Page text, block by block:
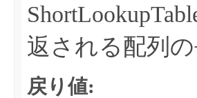
返される配列
戻り値: